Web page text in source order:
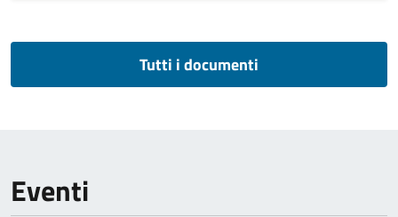
Tutti i documenti
Eventi